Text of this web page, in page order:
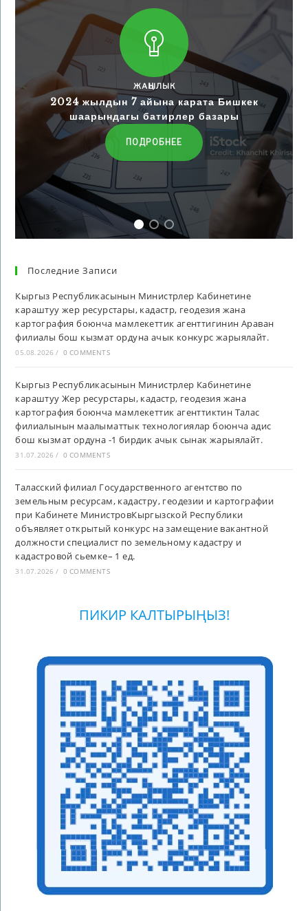
ЖАҢЫЛЫК
2024 жылдын 7 айына карата Бишкек
шаарындагы батирлер базары
ПОДРОБНЕЕ
Последние Записи
Кыргыз Республикасынын Министрлер Кабинетине
караштуу жер ресурстары, кадастр, геодезия жана
картография боюнча мамлекеттик агенттигинин Араван
филиалы бош кызмат ордуна ачык конкурс жарыялайт.
05.08.2026 / 0 COMMENTS
Кыргыз Республикасынын Министрлер Кабинетине
караштуу Жер ресурстары, кадастр, геодезия жана
картография боюнча мамлекеттик агенттиктин Талас
филиалынын маалыматтык технологиялар боюнча адис
бош кызмат ордуна -1 бирдик ачык сынак жарыялайт.
31.07.2026 / 0 COMMENTS
Таласский филиал Государственного агентство по
земельным ресурсам, кадастру, геодезии и картографии
при Кабинете МинистровКыргызской Республики
объявляет открытый конкурс на замещение вакантной
должности специалист по земельному кадастру и
кадастровой сьемке– 1 ед.
31.07.2026 / 0 COMMENTS
ПИКИР КАЛТЫРЫҢЫЗ!